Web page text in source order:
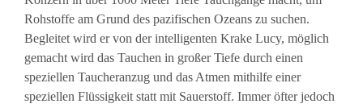
Rohstoffe am Grund des pazifischen Ozeans zu suchen.
Begleitet wird er von der intelligenten Krake Lucy, möglich
gemacht wird das Tauchen in großer Tiefe durch einen
speziellen Taucheranzug und das Atmen mithilfe einer
speziellen Flüssigkeit statt mit Sauerstoff. Immer öfter jedoch